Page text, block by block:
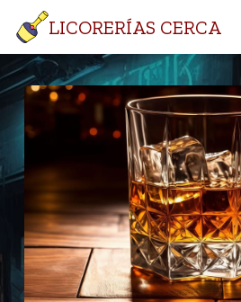
LICORERÍAS CERCA